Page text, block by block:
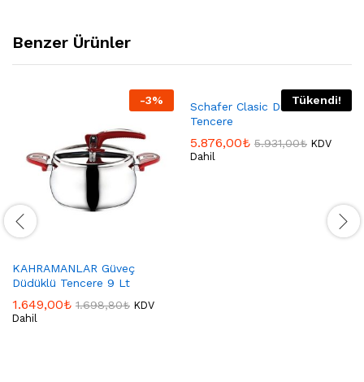
Benzer Ürünler
-3%
KAHRAMANLAR Güveç
Düdüklü Tencere 9 Lt
1.649,00₺ 1.698,80₺ KDV
Dahil
Tükendi!
Schafer Clasic Düdüklü 5Lt
Tencere
5.876,00₺ 5.931,00₺ KDV
Dahil